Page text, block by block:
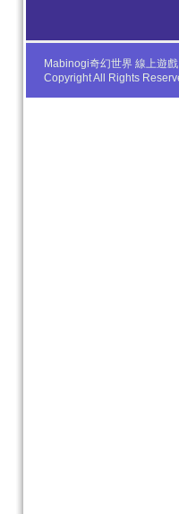
Mabinogi奇幻世界 線上遊
Copyright All Rights